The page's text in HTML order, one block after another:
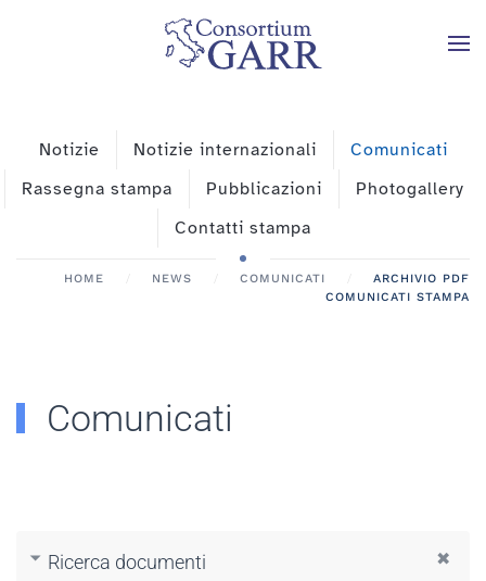
Skip to main content
Notizie Notizie internazionali
Comunicati
Rassegna stampa
Pubblicazioni
Photogallery
Contatti stampa
HOME NEWS COMUNICATI
ARCHIVIO PDF
COMUNICATI STAMPA
Comunicati
Ricerca documenti